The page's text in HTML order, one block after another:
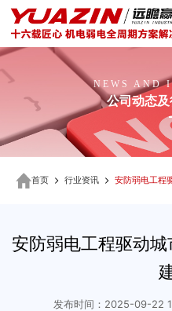
NEWS AND
公司动态
首页 行业资讯
安防弱电工程驱动
发布时间：2025-09-